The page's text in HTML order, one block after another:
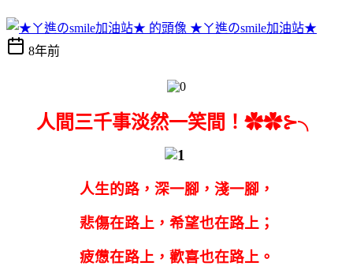
★ㄚ進のsmile加油站★
8年前
人間三千事淡然一笑間！✿✿⊱╮
人生的路，深一腳，淺一腳，
悲傷在路上，希望也在路上；
疲憊在路上，歡喜也在路上。